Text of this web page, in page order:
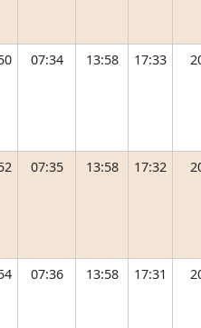
07:34 13:58 17:33
07:35 13:58 17:32
07:36 13:58 17:31